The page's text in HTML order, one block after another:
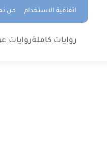
اتفاقية الاستخدام من
روايات كاملةروايات